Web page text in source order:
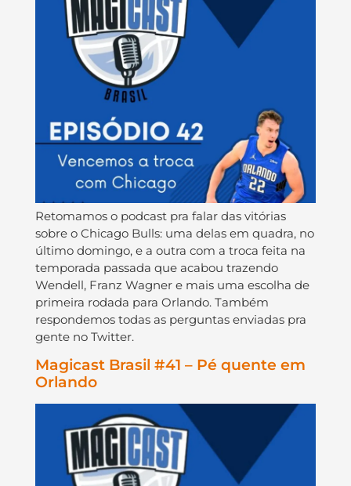
Retomamos o podcast pra falar das vitórias
sobre o Chicago Bulls: uma delas em quadra, no
último domingo, e a outra com a troca feita na
temporada passada que acabou trazendo
Wendell, Franz Wagner e mais uma escolha de
primeira rodada para Orlando. Também
respondemos todas as perguntas enviadas pra
gente no Twitter.
Magicast Brasil #41 – Pé quente em
Orlando